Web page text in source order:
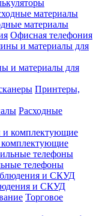
материалы
Офисная телефония
и материалы для
Принтеры,
Расходные
комплектующие
телефоны
и СКУД
Торговое